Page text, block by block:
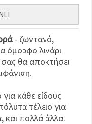
- ζωντανό,
όμορφο λινάρι
θα αποκτήσει
για κάθε είδους
τέλειο για
και πολλά άλλα.